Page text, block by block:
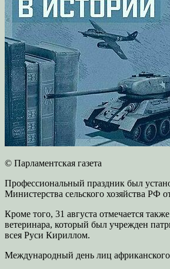
© Парламентская газета
Профессиональный праздник был
Министерства сельского хозяйства РФ
Кроме того, 31 августа отмечается
ветеринара, который был учрежден
всея Руси Кириллом.
Международный день лиц